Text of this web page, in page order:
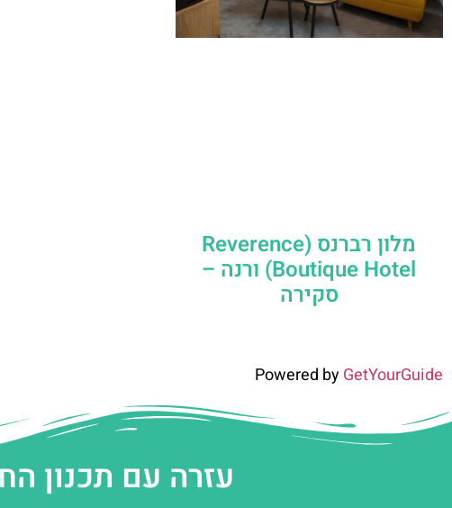
מלון רברנס (Reverence
Boutique Hotel) ורנה –
סקירה
Powered byGetYourGuide
עזרה עם תכנון